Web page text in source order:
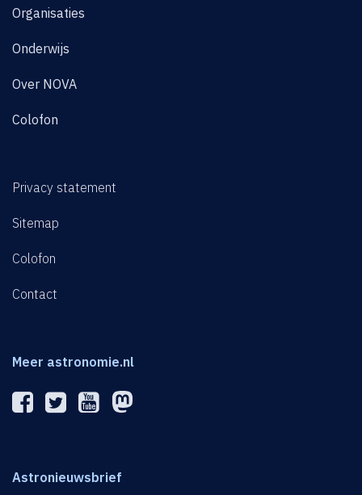
Organisaties
Onderwijs
Over NOVA
Colofon
Privacy statement
Sitemap
Colofon
Contact
Meer astronomie.nl
Astronieuwsbrief